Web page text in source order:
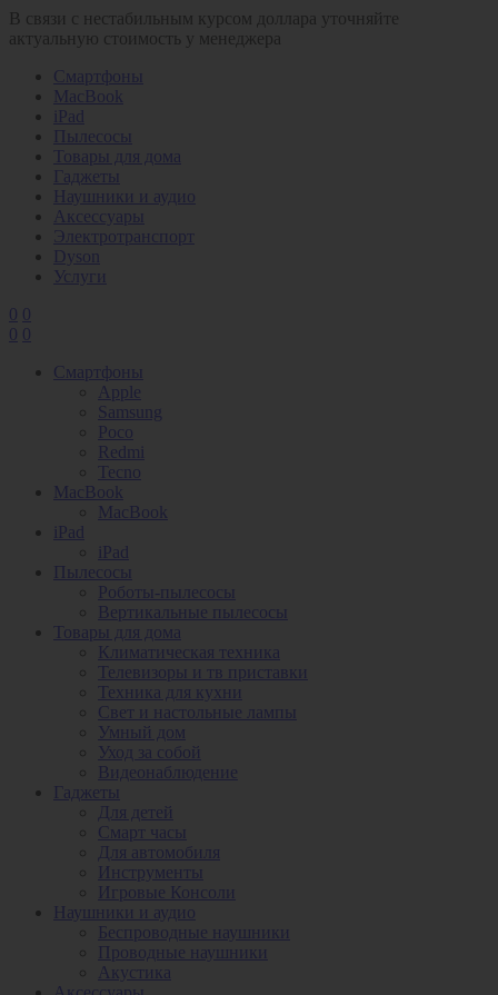
В связи с нестабильным курсом доллара уточняйте
актуальную стоимость у менеджера
Смартфоны
MacBook
iPad
Пылесосы
Товары для дома
Гаджеты
Наушники и аудио
Аксессуары
Электротранспорт
Dyson
Услуги
0 0
0 0
Смартфоны
Apple
Samsung
Poco
Redmi
Tecno
MacBook
MacBook
iPad
iPad
Пылесосы
Роботы-пылесосы
Вертикальные пылесосы
Товары для дома
Климатическая техника
Телевизоры и тв приставки
Техника для кухни
Свет и настольные лампы
Умный дом
Уход за собой
Видеонаблюдение
Гаджеты
Для детей
Смарт часы
Для автомобиля
Инструменты
Игровые Консоли
Наушники и аудио
Беспроводные наушники
Проводные наушники
Акустика